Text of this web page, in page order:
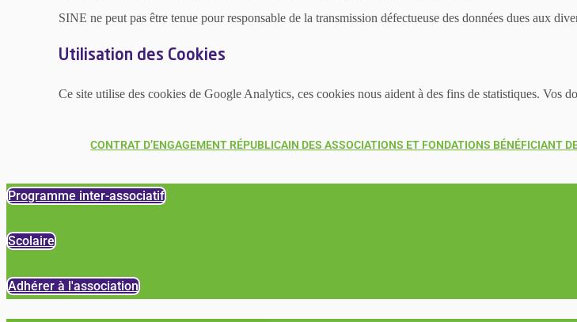
SINE ne peut pas être tenue pour responsable de la transmission défectueuse des données dues aux
Utilisation des Cookies
Ce site utilise des cookies de Google Analytics, ces cookies nous aident à des fins de statistiques. Vos
CONTRAT D’ENGAGEMENT RÉPUBLICAIN DES ASSOCIATIONS ET FONDATIONS BÉNÉFICIANT
Programme inter-associatif
Scolaire
Adhérer à l'association